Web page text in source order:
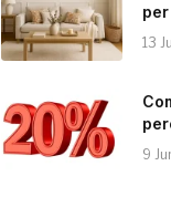
Stile
13
9